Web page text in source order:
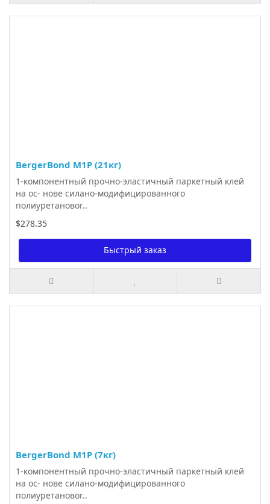
BergerBond M1P (21кг)
1-компонентный прочно-эластичный паркетный клей
на ос- нове силано-модифицированного
полиуретановог..
$278.35
Быстрый заказ
BergerBond M1P (7кг)
1-компонентный прочно-эластичный паркетный клей
на ос- нове силано-модифицированного
полиуретановог..